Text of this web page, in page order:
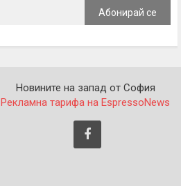
Абонирай се
Новините на запад от София
Рекламна тарифа на EspressoNews